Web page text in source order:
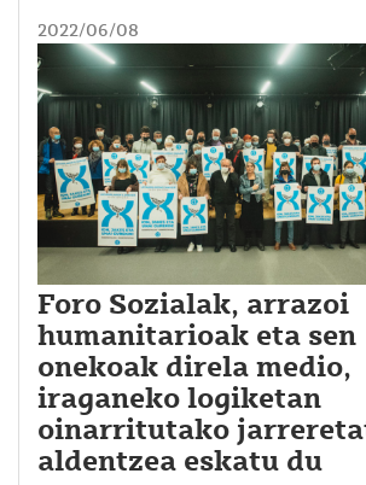
2022/06/08
Foro Sozialak, arrazoi
humanitarioak eta sen
onekoak direla medio,
iraganeko logiketan
oinarritutako
aldentzea eskatu du